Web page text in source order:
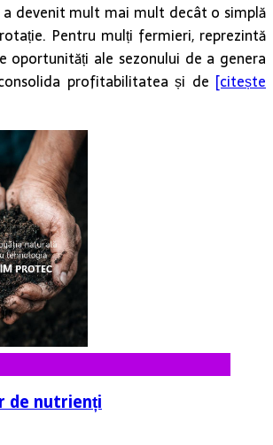
a devenit mult mai mult decât o simplă
Pentru mulți fermieri, reprezintă
oportunități ale sezonului de a genera
profitabilitatea și de [citește
de nutrienți